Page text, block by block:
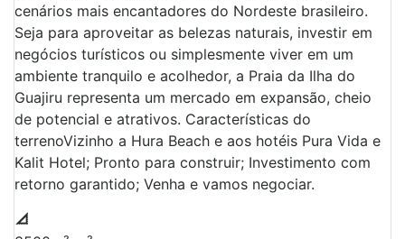
cenários mais encantadores do Nordeste brasileiro.
Seja para aproveitar as belezas naturais, investir em
negócios turísticos ou simplesmente viver em um
ambiente tranquilo e acolhedor, a Praia da Ilha do
Guajiru representa um mercado em expansão, cheio
de potencial e atrativos. Características do
terrenoVizinho a Hura Beach e aos hotéis Pura Vida e
Kalit Hotel; Pronto para construir; Investimento com
retorno garantido; Venha e vamos negociar.